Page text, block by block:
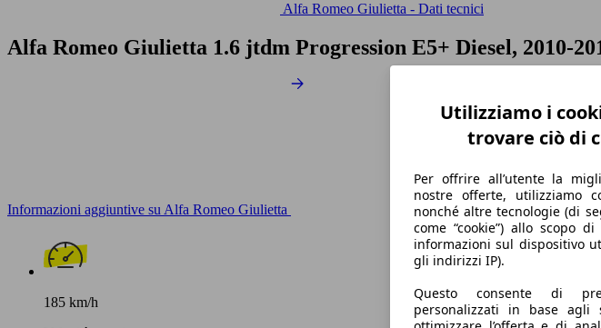
Alfa Romeo Giulietta - Dati tecnici
Alfa Romeo Giulietta 1.6 jtdm Progression E5+ Diesel, 2010-
Informazioni aggiuntive su Alfa Romeo Giulietta
185 km/h
Utilizziamo i
trovare ciò di
Per offrire all’utente la
nostre offerte, utilizziamo
nonché altre tecnologie (di
come “cookie”) allo scopo
informazioni sul dispositivo
gli indirizzi IP).
Questo consente di
personalizzati in base agli